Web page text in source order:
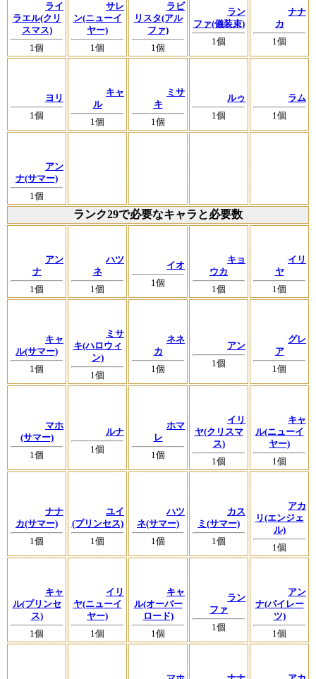
ライ
ラエル(クリ
スマス)
1個
サレ
ン(ニューイ
ヤー)
1個
ラビ
リスタ(アル
ファ)
1個
ラン
ファ(儀装束)
1個
ナナ
カ
1個
ヨリ
1個
キャ
ル
1個
ミサ
キ
1個
ルゥ
1個
ラム
1個
アン
ナ(サマー)
1個
ランク29で必要なキャラと必要数
アン
ナ
1個
ハツ
ネ
1個
イオ
1個
キョ
ウカ
1個
イリ
ヤ
1個
キャ
ル(サマー)
1個
ミサ
キ(ハロウィ
ン)
1個
ネネ
カ
1個
アン
1個
グレ
ア
1個
マホ
(サマー)
1個
ルナ
1個
ホマ
レ
1個
イリ
ヤ(クリスマ
ス)
1個
キャ
ル(ニューイ
ヤー)
1個
ナナ
カ(サマー)
1個
ユイ
(プリンセス)
1個
ハツ
ネ(サマー)
1個
カス
ミ(サマー)
1個
アカ
リ(エンジェ
ル)
1個
キャ
ル(プリンセ
ス)
1個
イリ
ヤ(ニューイ
ヤー)
1個
キャ
ル(オーバー
ロード)
1個
ラン
ファ
1個
アン
ナ(パイレー
ツ)
1個